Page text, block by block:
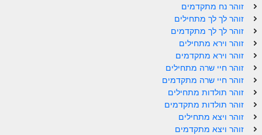
ספר הזוהר וירא מתקדמים
ספר הזוהר חיי שרה מתחילים
ספר הזוהר חיי שרה מתקדמים
ספר הזוהר תולדות מתחילים
ספר הזוהר ויצא מתחילים
זוהר נח מתקדמים
זוהר לך לך מתחילים
זוהר לך לך מתקדמים
זוהר וירא מתחילים
זוהר וירא מתקדמים
זוהר חיי שרה מתחילים
זוהר חיי שרה מתקדמים
זוהר תולדות מתחילים
זוהר תולדות מתקדמים
זוהר ויצא מתחילים
זוהר ויצא מתקדמים